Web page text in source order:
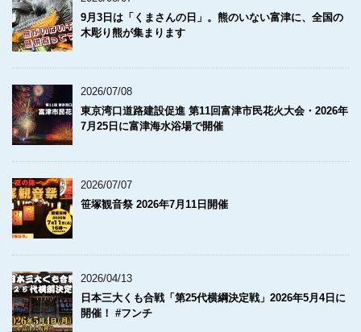
9月3日は「くまさんの日」。熊のいない富津に、全国の
木彫り熊が集まります
2026/07/08
東京湾口道路建設促進 第11回富津市民花火大会・2026年
7月25日に富津海水浴場で開催
2026/07/07
笹塚観音祭 2026年7月11日開催
2026/04/13
日本三大くも合戦「第25代横綱決定戦」2026年5月4日に
開催！ #フンチ